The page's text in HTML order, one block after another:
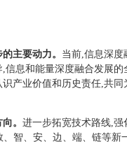
主要动力。 当前,信息深度
息和能量深度融合发展的
产业价值和历史责任,共同
。 进一步拓宽技术路线,强
智、安、边、端、链等新